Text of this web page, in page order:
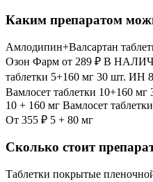
Каким препаратом
Амлодипин+Валсартан
Озон Фарм от 289 ₽ В
таблетки 5+160 мг 30 шт. ИН
Вамлосет таблетки 10+160
10 + 160 мг Вамлосет
От 355 ₽ 5 + 80 мг
Сколько стоит
Таблетки покрытые